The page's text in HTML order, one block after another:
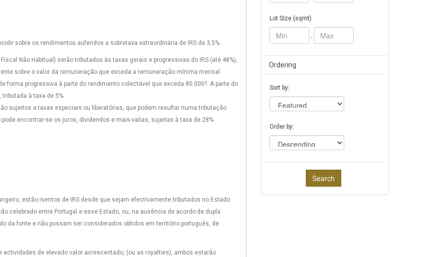
sobre os rendimentos auferidos a sobretaxa extraordinária de IRS de 3,5%.
Não Habitual) serão tributados às taxas gerais e progressivas do IRS (até 48%),
sobre o valor da remuneração que exceda a remuneração mínima mensal
forma progressiva à parte do rendimento colectável que exceda 80.000?. A parte do
à taxa de 5%.
sujeitos a taxas especiais ou liberatórias, que podem resultar numa tributação
encontrar-se os juros, dividendos e mais-valias, sujeitas à taxa de 28%.
estão isentos de IRS desde que sejam efectivamente tributados no Estado
celebrado entre Portugal e esse Estado, ou, na ausência de acordo de dupla
da fonte e não possam ser considerados obtidos em território português, de
de elevado valor acrescentado, (ou as royalties), ambos estarão
Lot Size (sqmt)
-
Ordering
Sort by:
Order by:
Search